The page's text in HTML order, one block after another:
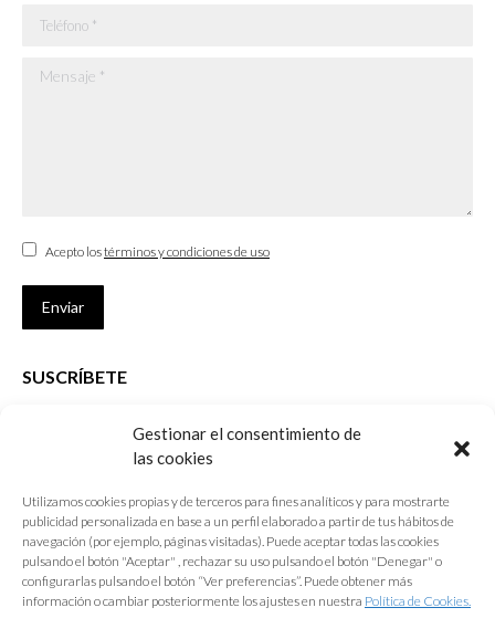
Gestionar el consentimiento de
las cookies
Utilizamos cookies propias y de terceros para fines analíticos y para mostrarte
publicidad personalizada en base a un perfil elaborado a partir de tus hábitos de
navegación (por ejemplo, páginas visitadas). Puede aceptar todas las cookies
pulsando el botón "Aceptar" , rechazar su uso pulsando el botón "Denegar" o
configurarlas pulsando el botón “Ver preferencias”. Puede obtener más
información o cambiar posteriormente los ajustes en nuestra Política de Cookies.
Teléfono *
Mensaje *
Acepto lostérminos y condiciones de uso
Enviar
SUSCRÍBETE
que desarrolla el Colegio de Arquitectos de Cádiz
E-mail *
Acepto lostérminos y condiciones de uso